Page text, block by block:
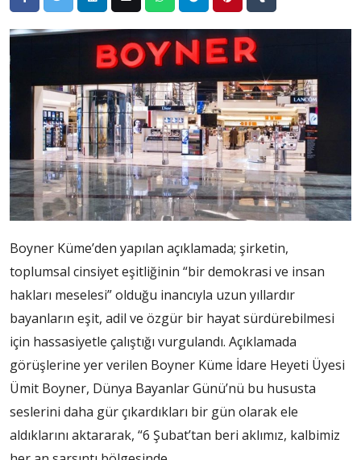
Boyner Küme’den yapılan açıklamada; şirketin,
toplumsal cinsiyet eşitliğinin “bir demokrasi ve insan
hakları meselesi” olduğu inancıyla uzun yıllardır
bayanların eşit, adil ve özgür bir hayat sürdürebilmesi
için hassasiyetle çalıştığı vurgulandı. Açıklamada
görüşlerine yer verilen Boyner Küme İdare Heyeti Üyesi
Ümit Boyner, Dünya Bayanlar Günü’nü bu hususta
seslerini daha gür çıkardıkları bir gün olarak ele
aldıklarını aktararak, “6 Şubat’tan beri aklımız, kalbimiz